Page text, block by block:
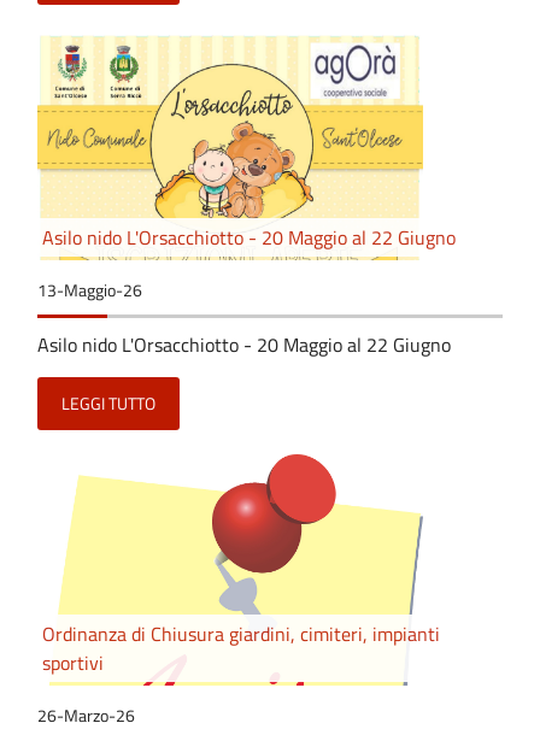
Asilo nido L'Orsacchiotto - 20 Maggio al 22 Giugno
13-Maggio-26
Asilo nido L'Orsacchiotto - 20 Maggio al 22 Giugno
LEGGI TUTTO
Ordinanza di Chiusura giardini, cimiteri, impianti
sportivi
26-Marzo-26